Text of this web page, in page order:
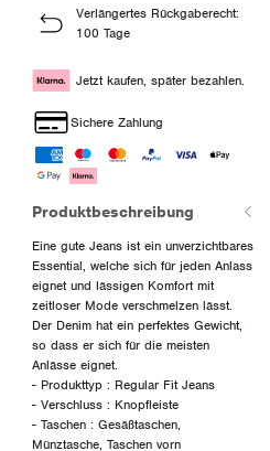
Verlängertes Rückgaberecht:
100 Tage
Jetzt kaufen, später bezahlen.
Sichere Zahlung
Produktbeschreibung
Eine gute Jeans ist ein unverzichtbares
Essential, welche sich für jeden Anlass
eignet und lässigen Komfort mit
zeitloser Mode verschmelzen lässt.
Der Denim hat ein perfektes Gewicht,
so dass er sich für die meisten
Anlässe eignet.
- Produkttyp : Regular Fit Jeans
- Verschluss : Knopfleiste
- Taschen : Gesäßtaschen,
Münztasche, Taschen vorn